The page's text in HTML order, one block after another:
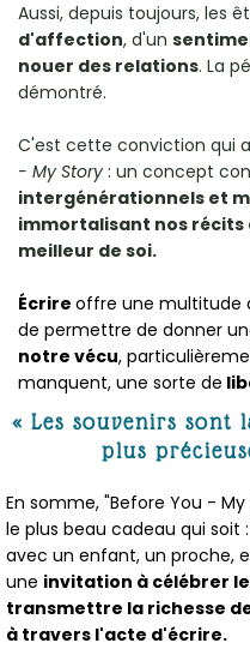
Aussi, depuis toujours, les
d'affection, d'un
nouer des relations. La
démontré.
C'est cette conviction qui
- My Story : un concept
intergénérationnels et
immortalisant nos récits
meilleur de soi.
Écrire offre une multitude
de permettre de donner
notre vécu,
manquent, une sorte de
« Les souvenirs sont
plus
En somme, "Before You -
le plus beau cadeau qui soit
avec un enfant, un proche,
une invitation à célébrer
transmettre la richesse
à travers l'acte d'écrire.